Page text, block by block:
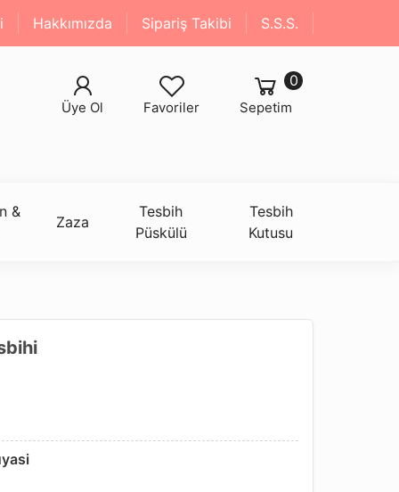
Hakkımızda Sipariş Takibi S.S.S.
Sepetim
0
Favoriler
Üye Ol
&
Zaza
Tesbih
Püskülü
Tesbih
Kutusu